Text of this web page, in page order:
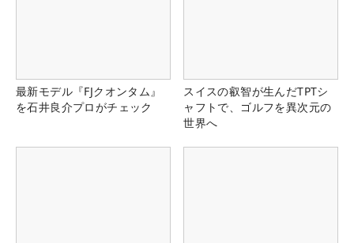
最新モデル『FJクオンタム』
を石井良介プロがチェック
スイスの叡智が生んだTPTシ
ャフトで、ゴルフを異次元の
世界へ